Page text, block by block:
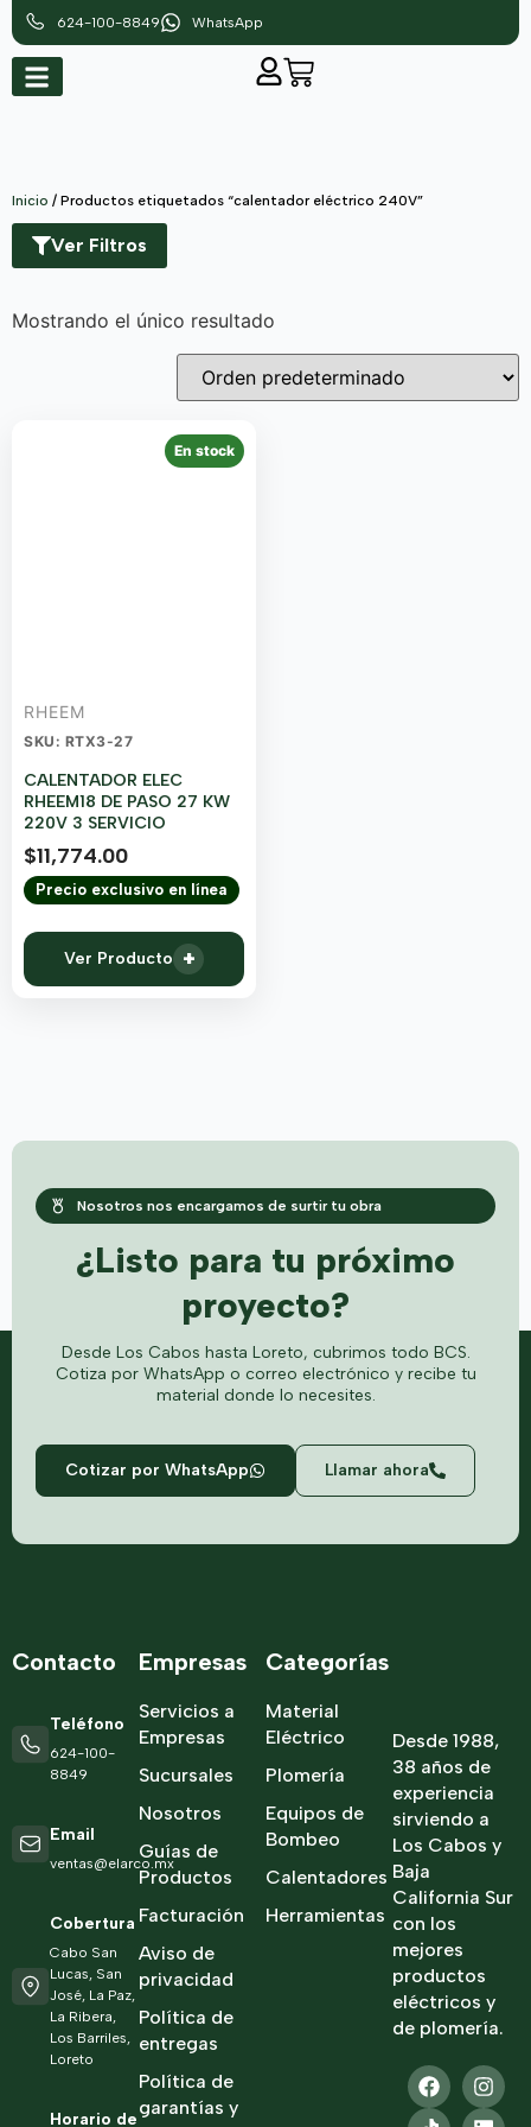
624-100-8849 WhatsApp
Inicio / Productos etiquetados “calentador eléctrico 240V”
Ver Filtros
Mostrando el único resultado
En stock
RHEEM
SKU: RTX3-27
CALENTADOR ELEC
RHEEM18 DE PASO 27 KW
220V 3 SERVICIO
$11,774.00
Precio exclusivo en línea
Ver Producto +
Nosotros nos encargamos de surtir tu obra
¿Listo para tu próximo
proyecto?
Desde Los Cabos hasta Loreto, cubrimos todo BCS.
Cotiza por WhatsApp o correo electrónico y recibe tu
material donde lo necesites.
Cotizar por WhatsApp Llamar ahora
Desde 1988,
38 años de
experiencia
sirviendo a
Los Cabos y
Baja
California Sur
con los
mejores
productos
eléctricos y
de plomería.
Categorías
Material
Eléctrico
Plomería
Equipos de
Bombeo
Calentadores
Herramientas
Empresas
Servicios a
Empresas
Sucursales
Nosotros
Guías de
Productos
Facturación
Aviso de
privacidad
Política de
entregas
Política de
garantías y
Contacto
Teléfono
624-100-
8849
Email
ventas@elarco.mx
Cobertura
Cabo San
Lucas, San
José, La Paz,
La Ribera,
Los Barriles,
Loreto
Horario de